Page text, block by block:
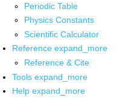
Periodic Table
Physics Constants
Scientific Calculator
Reference expand_more
Reference & Cite
Tools expand_more
Help expand_more